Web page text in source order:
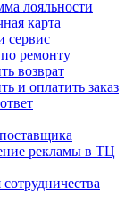
лояльности
карта
сервис
ремонту
возврат
и оплатить заказ
рекламы в ТЦ